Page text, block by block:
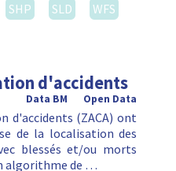
SHP SLD
WFS
d'accidents
Open Data
Data BM
d'accidents (ZACA) ont
de la localisation des
blessés et/ou morts
algorithme de …